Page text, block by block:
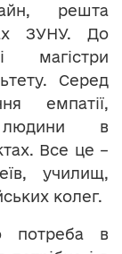
решта
ЗУНУ. До
магістри
Серед
емпатії,
людини в
Все це –
училищ,
колег.
потреба в